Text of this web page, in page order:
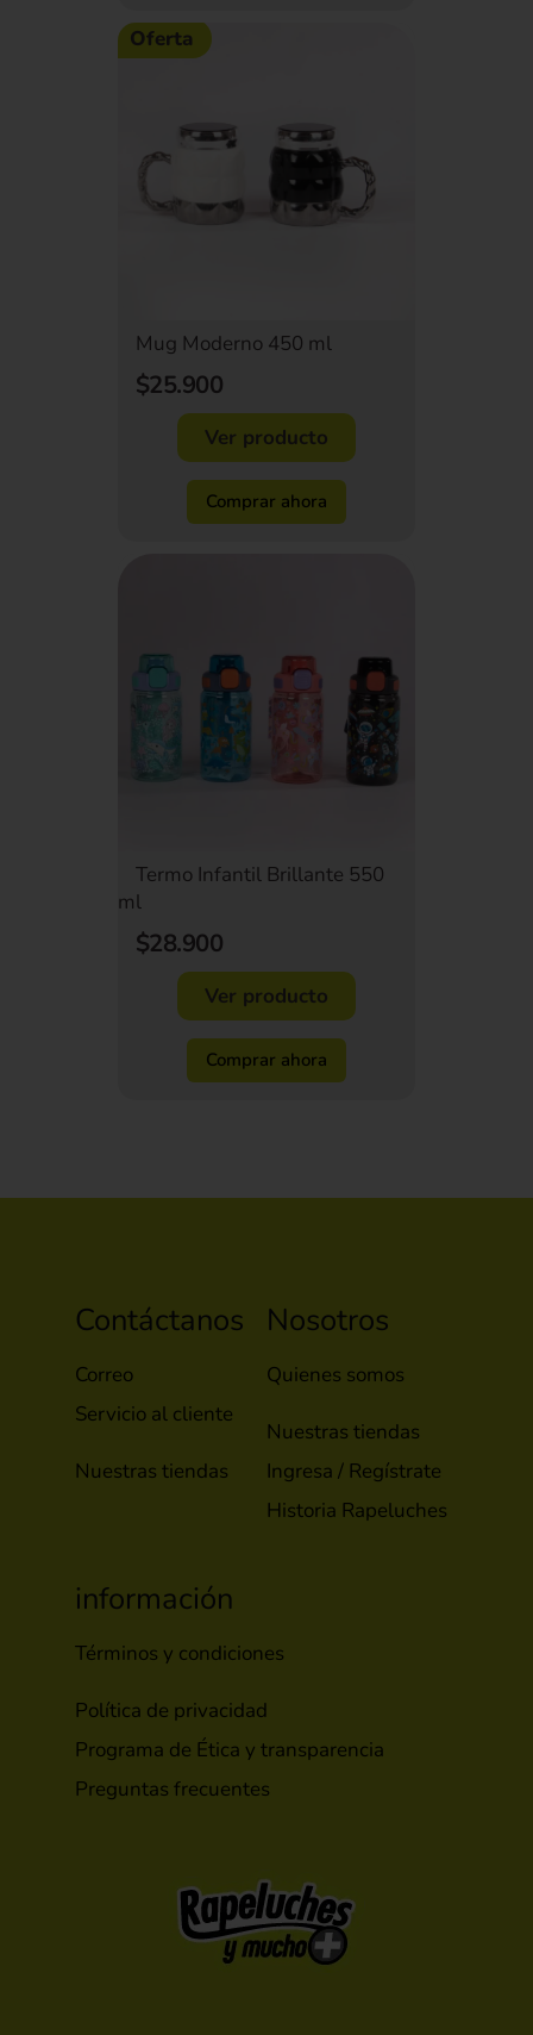
Oferta
Mug Moderno 450 ml
$25.900
Ver producto
Comprar ahora
Termo Infantil Brillante 550
ml
$28.900
Ver producto
Comprar ahora
Contáctanos
Correo
Servicio al cliente
Nuestras tiendas
Nosotros
Quienes somos
Nuestras tiendas
Ingresa / Regístrate
Historia Rapeluches
información
Términos y condiciones
Política de privacidad
Programa de Ética y transparencia
Preguntas frecuentes